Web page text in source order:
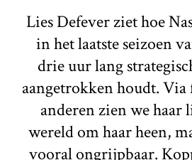
Lies Defever ziet hoe
in het laatste seizoen
drie uur lang
aangetrokken houdt.
anderen zien we haar
wereld om haar heen,
vooral ongrijpbaar.